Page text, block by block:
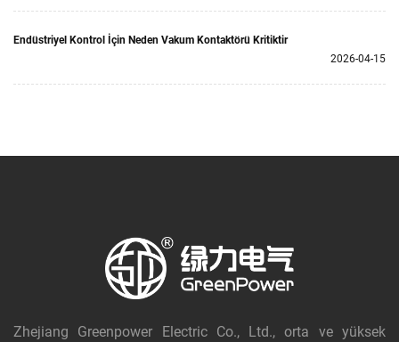
Endüstriyel Kontrol İçin Neden Vakum Kontaktörü Kritiktir
2026-04-15
Zhejiang Greenpower Electric Co., Ltd., orta ve yüksek